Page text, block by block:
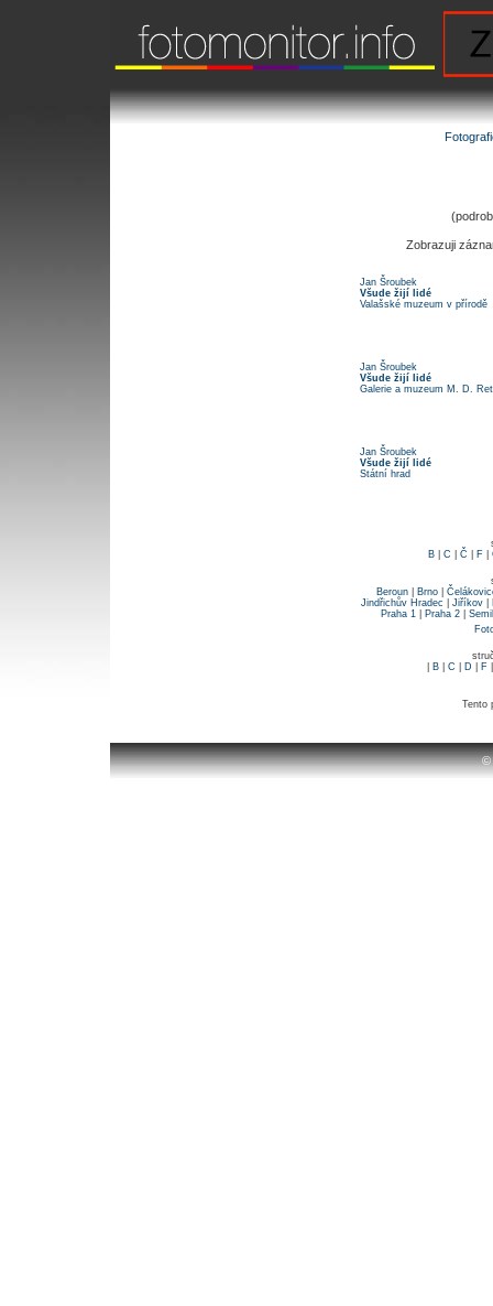
Zobrazuji
Jan Šroubek
Všude žijí lidé
Valašské muzeum v přírodě
Jan Šroubek
Všude žijí lidé
Galerie a muzeum M. D.
Jan Šroubek
Všude žijí lidé
Státní hrad
B
C Č F
Beroun| Brno|
Jindřichův Hradec
Jiříkov
Praha 1
Praha 2
B| C D F
Tento
©